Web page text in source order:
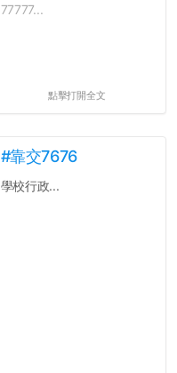
77777...
點擊打開全文
#靠交7676
學校行政...